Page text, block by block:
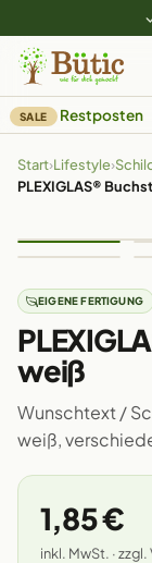
SALE Restposten
Start›Lifestyle›
PLEXIGLAS®
EIGENE FERTIGUNG
weiß
Wunschtext /
weiß,
1,85 €
inkl. MwSt. ·